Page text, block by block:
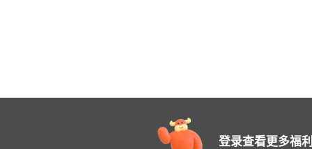
登录查看更多福